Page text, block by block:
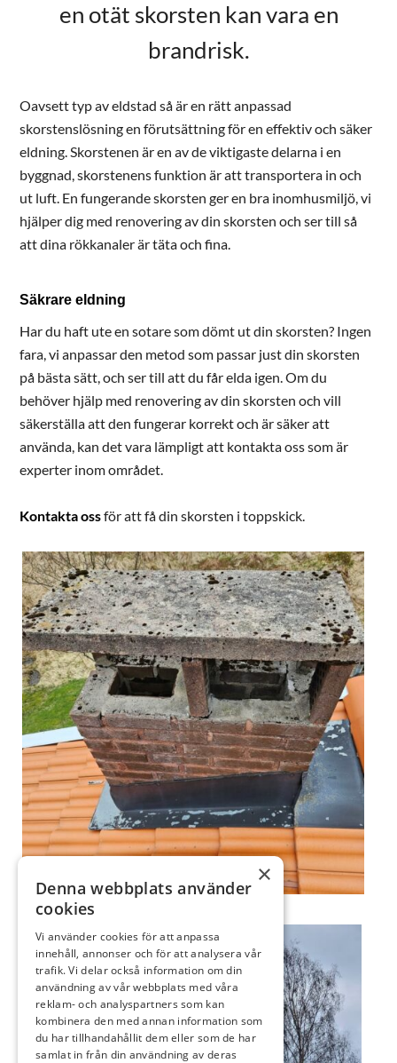
en otät skorsten kan vara en
brandrisk.
Oavsett typ av eldstad så är en rätt anpassad
skorstenslösning en förutsättning för en effektiv och säker
eldning. Skorstenen är en av de viktigaste delarna i en
byggnad, skorstenens funktion är att transportera in och
ut luft. En fungerande skorsten ger en bra inomhusmiljö, vi
hjälper dig med renovering av din skorsten och ser till så
att dina rökkanaler är täta och fina.
Säkrare eldning
Har du haft ute en sotare som dömt ut din skorsten? Ingen
fara, vi anpassar den metod som passar just din skorsten
på bästa sätt, och ser till att du får elda igen. Om du
behöver hjälp med renovering av din skorsten och vill
säkerställa att den fungerar korrekt och är säker att
använda, kan det vara lämpligt att kontakta oss som är
experter inom området.
Kontakta ossför att få din skorsten i toppskick.
×
Denna webbplats använder
cookies
Vi använder cookies för att anpassa
innehåll, annonser och för att analysera vår
trafik. Vi delar också information om din
användning av vår webbplats med våra
reklam- och analyspartners som kan
kombinera den med annan information som
du har tillhandahållit dem eller som de har
samlat in från din användning av deras